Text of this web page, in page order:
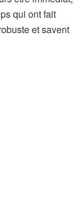
qui ont fait
et savent